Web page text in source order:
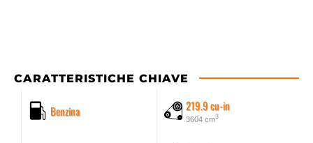
CARATTERISTICHE CHIAVE
Benzina 219.9 cu-in
3604 cm3